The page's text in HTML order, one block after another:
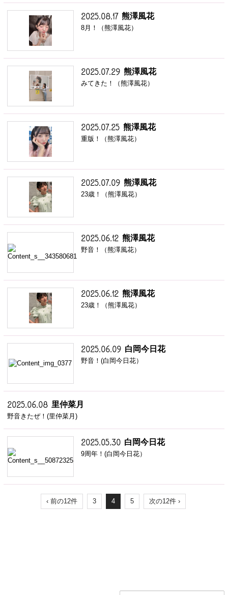
2025.08.17 熊澤風花
8月！（熊澤風花）
2025.07.29 熊澤風花
みてきた！（熊澤風花）
2025.07.25 熊澤風花
重版！（熊澤風花）
2025.07.09 熊澤風花
23歳！（熊澤風花）
2025.06.12 熊澤風花
野音！（熊澤風花）
2025.06.12 熊澤風花
23歳！（熊澤風花）
2025.06.09 白岡今日花
野音！(白岡今日花）
2025.06.08 里仲菜月
野音きたぜ！(里仲菜月)
2025.05.30 白岡今日花
9周年！(白岡今日花）
‹ 前の12件 3 4 5 次の12件 ›